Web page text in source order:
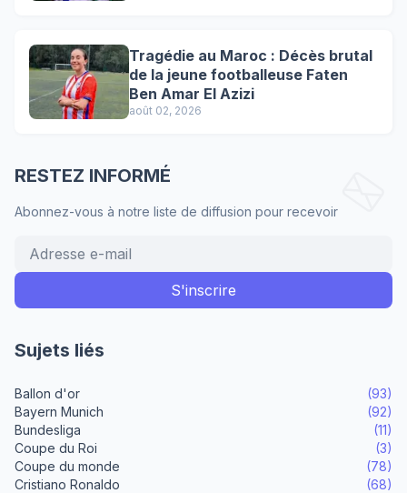
Tragédie au Maroc : Décès brutal
de la jeune footballeuse Faten
Ben Amar El Azizi
août 02, 2026
RESTEZ INFORMÉ
Abonnez-vous à notre liste de diffusion pour recevoir
Sujets liés
Ballon d'or
(93)
Bayern Munich
(92)
Bundesliga
(11)
Coupe du Roi
(3)
Coupe du monde
(78)
Cristiano Ronaldo
(68)